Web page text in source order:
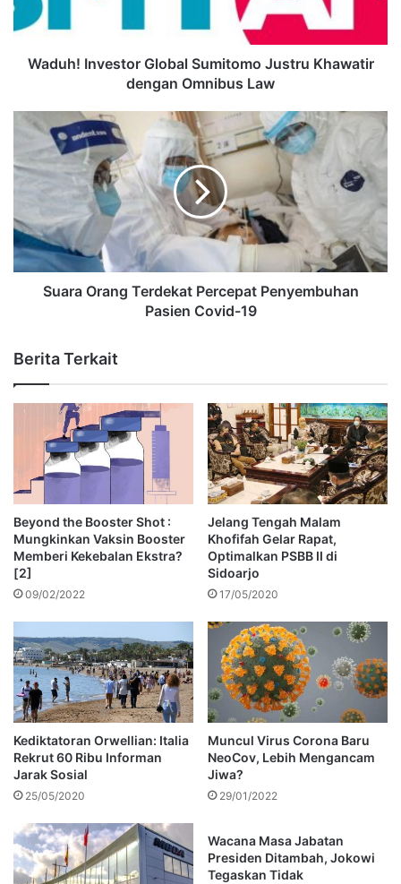
Waduh! Investor Global Sumitomo Justru Khawatir
dengan Omnibus Law
Suara Orang Terdekat Percepat Penyembuhan
Pasien Covid-19
Berita Terkait
Beyond the Booster Shot :
Mungkinkan Vaksin Booster
Memberi Kekebalan Ekstra?
[2]
09/02/2022
Jelang Tengah Malam
Khofifah Gelar Rapat,
Optimalkan PSBB II di
Sidoarjo
17/05/2020
Kediktatoran Orwellian: Italia
Rekrut 60 Ribu Informan
Jarak Sosial
25/05/2020
Muncul Virus Corona Baru
NeoCov, Lebih Mengancam
Jiwa?
29/01/2022
Wacana Masa Jabatan
Presiden Ditambah, Jokowi
Tegaskan Tidak